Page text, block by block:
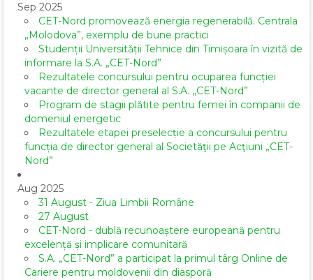
Sep 2025
CET-Nord promovează energia regenerabilă. Centrala
„Molodova”, exemplu de bune practici
Studenții Universității Tehnice din Timișoara în vizită de
informare la S.A. „CET-Nord”
Rezultatele concursului pentru ocuparea funcției
vacante de director general al S.A. ,,CET-Nord”
Program de stagii plătite pentru femei în companii de
domeniul energetic
Rezultatele etapei preselecție a concursului pentru
funcția de director general al Societăţii pe Acţiuni „CET-
Nord”
Aug 2025
31 August - Ziua Limbii Române
27 August
CET-Nord - dublă recunoaștere europeană pentru
excelență și implicare comunitară
S.A. „CET-Nord” a participat la primul târg Online de
Cariere pentru moldovenii din diasporă